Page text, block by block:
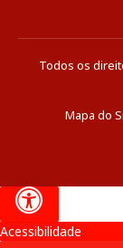
Todos os
Mapa do
Acessibilidade